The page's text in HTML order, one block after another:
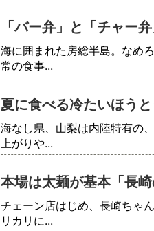
「バー弁」と「チャー
海に囲まれた房総半島。なめ
常の食事...
夏に食べる冷たいほう
海なし県、山梨は内陸特有の
上がりや...
本場は太麺が基本「長崎
チェーン店はじめ、長崎ちゃ
リカリに...